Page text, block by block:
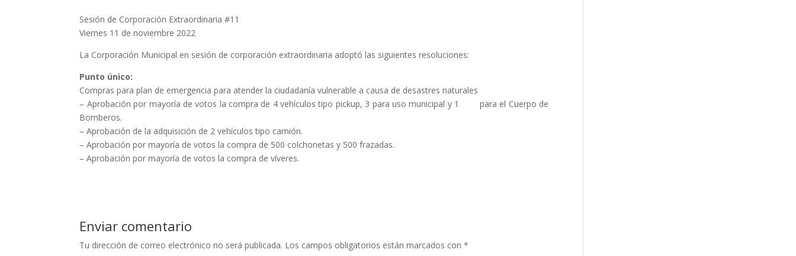
Sesión de Corporación Extraordinaria #11
Viernes 11 de noviembre 2022
La Corporación Municipal en sesión de corporación extraordinaria adoptó las siguientes resoluciones:
Punto único:
Compras para plan de emergencia para atender la ciudadanía vulnerable a causa de desastres naturales
– Aprobación por mayoría de votos la compra de 4 vehículos tipo pickup, 3 para uso municipal y 1 para el Cuerpo de
Bomberos.
– Aprobación de la adquisición de 2 vehículos tipo camión.
– Aprobación por mayoría de votos la compra de 500 colchonetas y 500 frazadas.
– Aprobación por mayoría de votos la compra de víveres.
Enviar comentario
Tu dirección de correo electrónico no será publicada. Los campos obligatorios están marcados con*